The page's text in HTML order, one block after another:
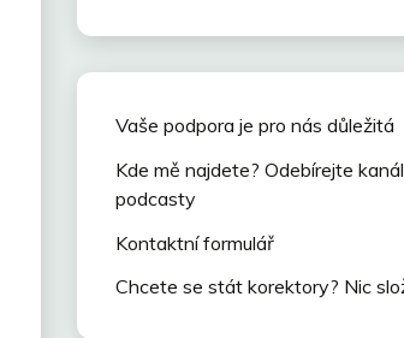
Vaše podpora je pro nás důležitá
Kde mě najdete? Odebírejte
podcasty
Kontaktní formulář
Chcete se stát korektory? Nic